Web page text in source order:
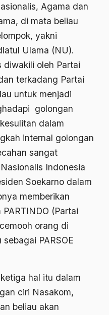
Agama dan
di mata beliau
yakni
Ulama (NU).
diwakili oleh Partai
terkadang Partai
untuk menjadi
golongan
dalam
internal golongan
sangat
Indonesia
Soekarno dalam
memberikan
(Partai
orang di
PARSOE
hal itu dalam
ciri Nasakom,
beliau akan